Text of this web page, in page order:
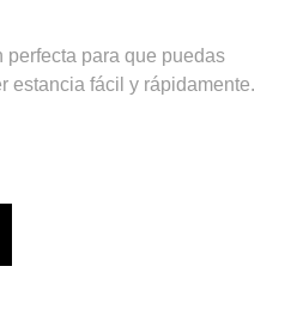
perfecta para que puedas
estancia fácil y rápidamente.